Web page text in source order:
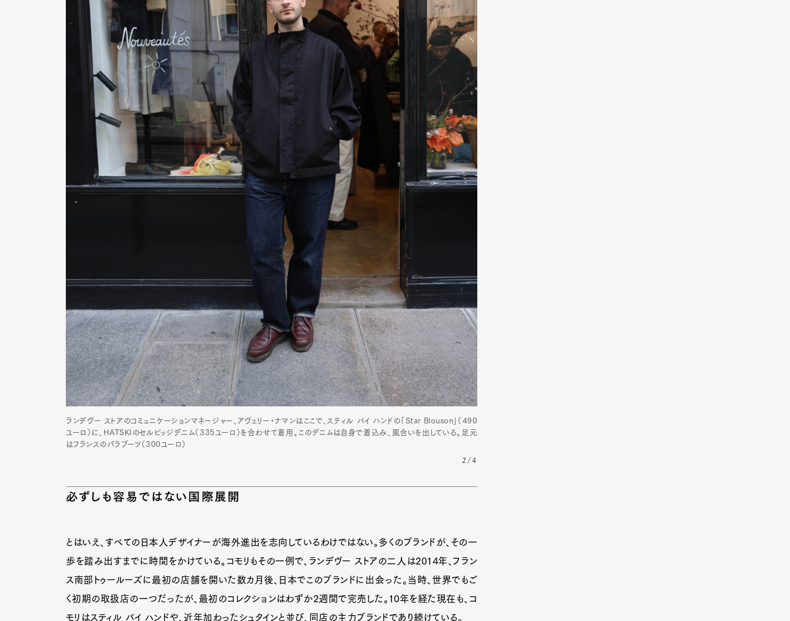
ランデヴー ストアのコミュニケーションマネージャー、アヴェリー・ナマンはここで、スティル バイ ハンドの「Star Blouson」（490
ユーロ）に、HATSKIのセルビッジデニム（335ユーロ）を合わせて着用。このデニムは自身で着込み、風合いを出している。足元
はフランスのパラブーツ（300ユーロ）
2/4
必ずしも容易ではない国際展開
とはいえ、すべての日本人デザイナーが海外進出を志向しているわけではない。多くのブランドが、その一
歩を踏み出すまでに時間をかけている。コモリもその一例で、ランデヴー ストアの二人は2014年、フラン
ス南部トゥールーズに最初の店舗を開いた数カ月後、日本でこのブランドに出会った。当時、世界でもご
く初期の取扱店の一つだったが、最初のコレクションはわずか2週間で完売した。10年を経た現在も、コ
モリはスティル バイ ハンドや、近年加わったシュタインと並び、同店の主力ブランドであり続けている。